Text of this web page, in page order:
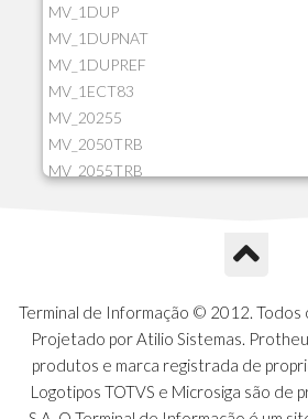
MV_1DUP
MV_1DUPNAT
MV_1DUPREF
MV_1ECT83
MV_20255
MV_2050TRB
MV_2055TRB
MV_2GNOINC
MV_320SLD
MV_325PMDA
MV_330ATCM
MV_340LOCK
Terminal de Informação © 2012.
Projetado por Atilio Sistemas.
produtos e marca registrada de
Logotipos TOTVS e Microsiga são de